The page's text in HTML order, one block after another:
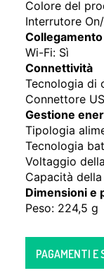
Colore del
Interrutore
Wi-Fi: Sì
Connettività
Tecnologia di
Connettore
Gestione
Tipologia
Tecnologia
Voltaggio
Capacità
Dimensioni e
Peso: 224,5 g
PAGAMENTI E